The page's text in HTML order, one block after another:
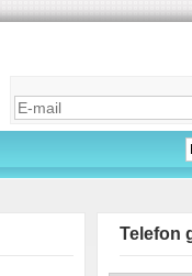
Telefon